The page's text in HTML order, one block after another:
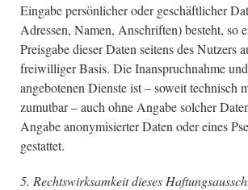
Eingabe persönlicher oder geschäftlicher
Adressen, Namen, Anschriften) besteht, so
Preisgabe dieser Daten seitens des Nutzers
freiwilliger Basis. Die Inanspruchnahme
angebotenen Dienste ist – soweit technisch
zumutbar – auch ohne Angabe solcher
Angabe anonymisierter Daten oder eines
gestattet.
5. Rechtswirksamkeit dieses